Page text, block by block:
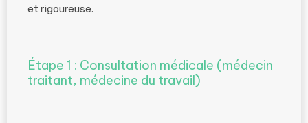
et rigoureuse.
Étape 1 : Consultation médicale (médecin
traitant, médecine du travail)